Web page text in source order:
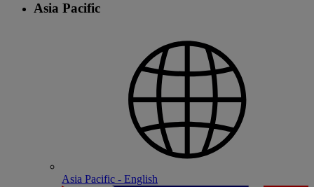
Asia Pacific
Asia Pacific - English